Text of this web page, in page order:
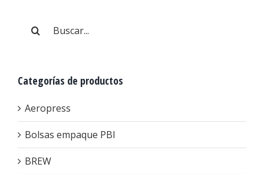
Categorías de productos
Aeropress
Bolsas empaque PBI
BREW